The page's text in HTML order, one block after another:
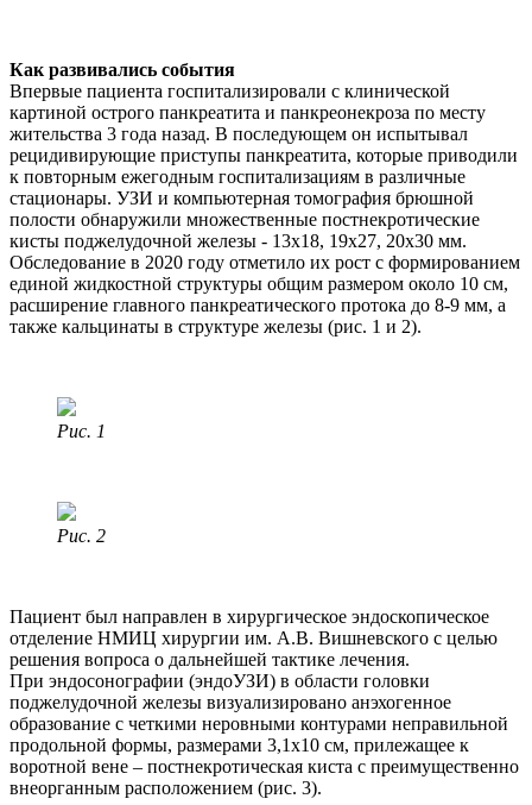
Как развивались события
Впервые пациента госпитализировали с клинической
картиной острого панкреатита и панкреонекроза по месту
жительства 3 года назад. В последующем он испытывал
рецидивирующие приступы панкреатита, которые приводили
к повторным ежегодным госпитализациям в различные
стационары. УЗИ и компьютерная томография брюшной
полости обнаружили множественные постнекротические
кисты поджелудочной железы - 13х18, 19x27, 20x30 мм.
Обследование в 2020 году отметило их рост с формированием
единой жидкостной структуры общим размером около 10 см,
расширение главного панкреатического протока до 8-9 мм, а
также кальцинаты в структуре железы (рис. 1 и 2).
Рис. 1
Рис. 2
Пациент был направлен в хирургическое эндоскопическое
отделение НМИЦ хирургии им. А.В. Вишневского с целью
решения вопроса о дальнейшей тактике лечения.
При эндосонографии (эндоУЗИ) в области головки
поджелудочной железы визуализировано анэхогенное
образование с четкими неровными контурами неправильной
продольной формы, размерами 3,1х10 cм, прилежащее к
воротной вене – постнекротическая киста с преимущественно
внеорганным расположением (рис. 3).